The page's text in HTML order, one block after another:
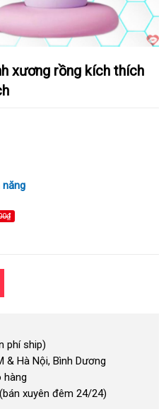
năng
phí ship)
& Hà Nội, Bình Dương
hàng
(bán xuyên đêm 24/24)